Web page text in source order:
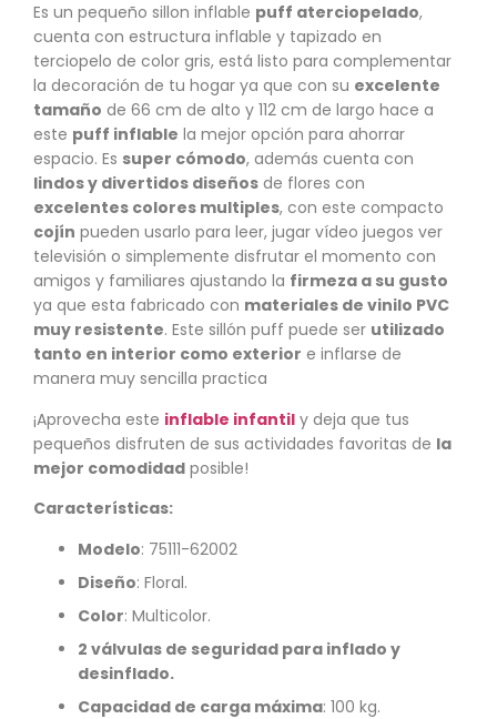
Es un pequeño sillon inflable puff aterciopelado,
cuenta con estructura inflable y tapizado en
terciopelo de color gris, está listo para complementar
la decoración de tu hogar ya que con su excelente
tamaño de 66 cm de alto y 112 cm de largo hace a
este puff inflable la mejor opción para ahorrar
espacio. Es super cómodo, además cuenta con
lindos y divertidos diseños de flores con
excelentes colores multiples, con este compacto
cojín pueden usarlo para leer, jugar vídeo juegos ver
televisión o simplemente disfrutar el momento con
amigos y familiares ajustando la firmeza a su gusto
ya que esta fabricado con materiales de vinilo PVC
muy resistente. Este sillón puff puede ser utilizado
tanto en interior como exterior e inflarse de
manera muy sencilla practica
¡Aprovecha este inflable infantil y deja que tus
pequeños disfruten de sus actividades favoritas de la
mejor comodidad posible!
Características:
Modelo: 75111-62002
Diseño: Floral.
Color: Multicolor.
2 válvulas de seguridad para inflado y
desinflado.
Capacidad de carga máxima: 100 kg.